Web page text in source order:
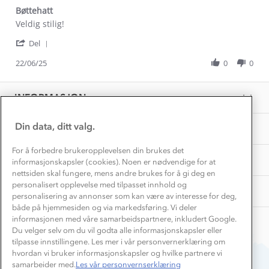
Bøttehatt
Review
Beate
on
Jun
2025
review
Bøttehatt
Veldig stilig!
Del
Beate
A.
Jun
2025
22/06/25 0 0
INFORMASJON
Kundeklubb
Våre butikker
Bedrift, barnehage og SFO
Presse
OM OSS
Inkludering
Materialer
Personvern
Samarbeide med oss?
TIPS OG RÅD
Gravidklær
Hvordan velge riktig turtøy?
Store størrelser
Turmat oppskrifter
Beredskap
AKTIVITETER
Få turinspirasjon og tips her⛰
Overnatte utendørs⛺
Leirskole 🥾
Barnehageansatt
Tips til hyttetur
Din data, ditt valg.
For å forbedre brukeropplevelsen din brukes det
informasjonskapsler (cookies). Noen er nødvendige for at
nettsiden skal fungere, mens andre brukes for å gi deg en
personalisert opplevelse med tilpasset innhold og
personalisering av annonser som kan være av interesse for deg,
både på hjemmesiden og via markedsføring. Vi deler
informasjonen med våre samarbeidspartnere, inkludert Google.
Du velger selv om du vil godta alle informasjonskapsler eller
tilpasse innstillingene. Les mer i vår personvernerklæring om
hvordan vi bruker informasjonskapsler og hvilke partnere vi
samarbeider med.Les vår personvernserklæring